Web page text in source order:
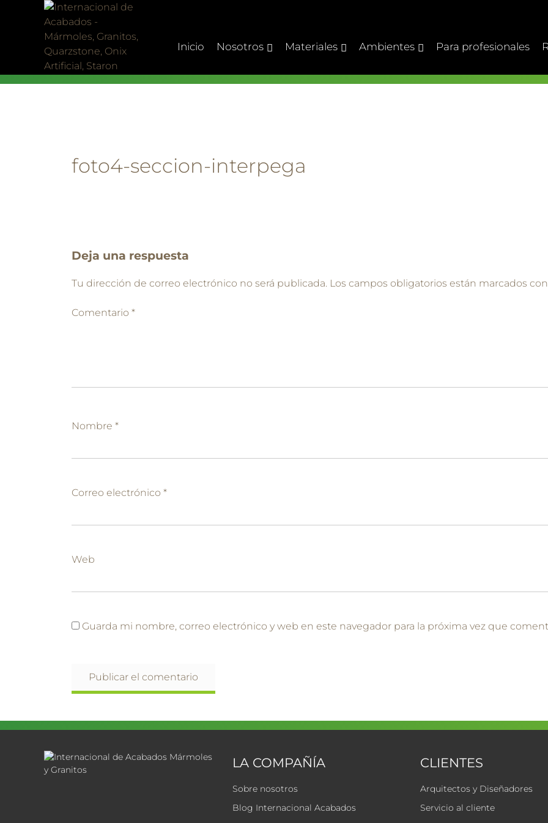
Inicio Nosotros Materiales Ambientes Para profesionales
foto4-seccion-interpega
Deja una respuesta
Tu dirección de correo electrónico no será publicada. Los campos obligatorios están marcados
Comentario *
Nombre *
Correo electrónico *
Web
Guarda mi nombre, correo electrónico y web en este navegador para la próxima vez que
LA COMPAÑÍA
Sobre nosotros
Blog Internacional Acabados
CLIENTES
Arquitectos y Diseñadores
Servicio al cliente